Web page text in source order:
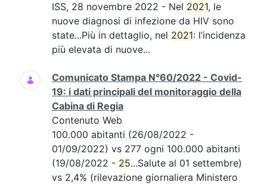
ISS, 28 novembre 2022 - Nel 2021, le
nuove diagnosi di infezione da HIV sono
state...Più in dettaglio, nel 2021: l’incidenza
più elevata di nuove...
Comunicato Stampa N°60/2022 - Covid-
19: i dati principali del monitoraggio della
Cabina di Regia
Contenuto Web
100.000 abitanti (26/08/2022 -
01/09/2022) vs 277 ogni 100.000 abitanti
(19/08/2022 - 25...Salute al 01 settembre)
vs 2,4% (rilevazione giornaliera Ministero